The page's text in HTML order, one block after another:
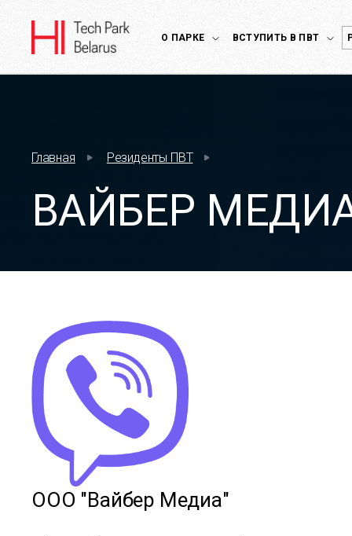
О ПАРКЕ ВСТУПИТЬ В ПВТ
Главная Резиденты ПВТ
ВАЙБЕР
ООО "Вайбер Медиа"